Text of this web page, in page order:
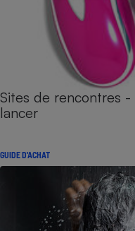
Sites de rencontres
lancer
GUIDE D'ACHAT